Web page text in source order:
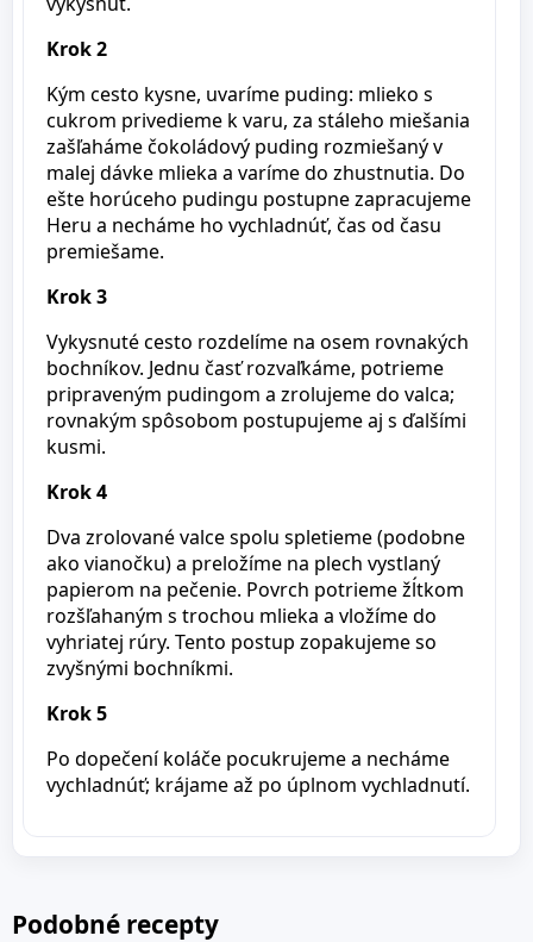
Krok 2
Kým cesto kysne, uvaríme puding: mlieko s
cukrom privedieme k varu, za stáleho miešania
zašľaháme čokoládový puding rozmiešaný v
malej dávke mlieka a varíme do zhustnutia. Do
ešte horúceho pudingu postupne zapracujeme
Heru a necháme ho vychladnúť, čas od času
premiešame.
Krok 3
Vykysnuté cesto rozdelíme na osem rovnakých
bochníkov. Jednu časť rozvaľkáme, potrieme
pripraveným pudingom a zrolujeme do valca;
rovnakým spôsobom postupujeme aj s ďalšími
kusmi.
Krok 4
Dva zrolované valce spolu spletieme (podobne
ako vianočku) a preložíme na plech vystlaný
papierom na pečenie. Povrch potrieme žĺtkom
rozšľahaným s trochou mlieka a vložíme do
vyhriatej rúry. Tento postup zopakujeme so
zvyšnými bochníkmi.
Krok 5
Po dopečení koláče pocukrujeme a necháme
vychladnúť; krájame až po úplnom vychladnutí.
Podobné recepty